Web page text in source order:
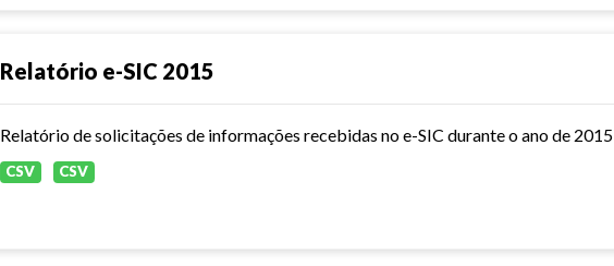
Relatório e-SIC 2015
Relatório de solicitações de informações recebidas no e-SIC durante o ano de 2015
CSV CSV